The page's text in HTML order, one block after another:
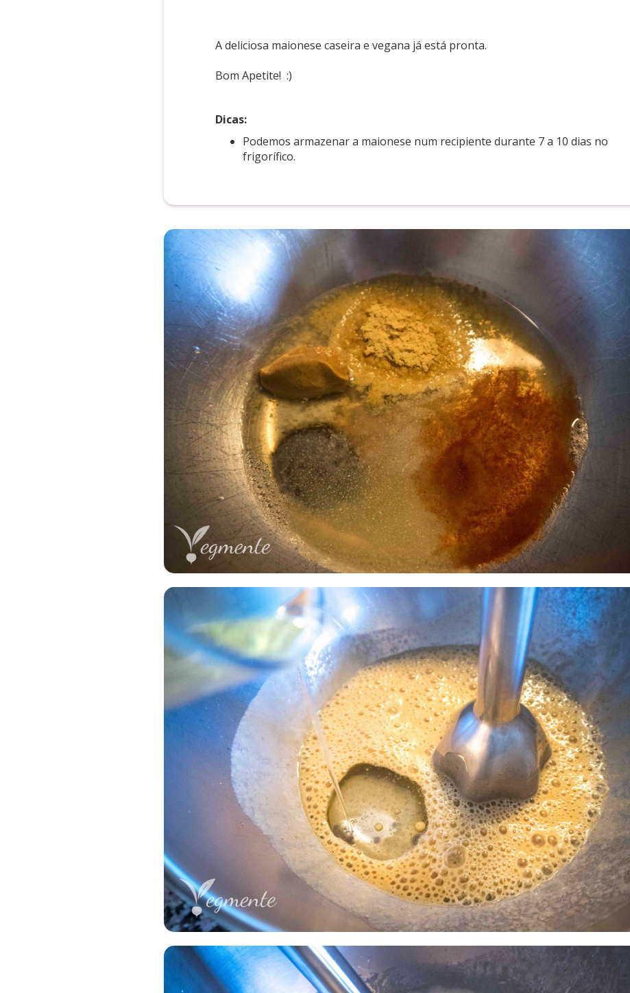
A deliciosa maionese caseira e vegana já está pronta.
Bom Apetite! :)
Dicas:
Podemos armazenar a maionese num recipiente durante 7 a 10 dias no
frigorífico.